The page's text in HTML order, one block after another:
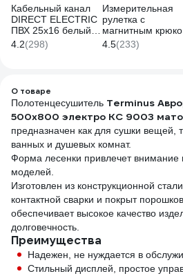
Кабельный канал
DIRECT ELECTRIC
ПВХ 25x16 белый
DE19722026
4.2(298)
Измерительная
рулетка с
магнитным
5x25мм Gigant
GWM525
4.5(233)
О товаре
Полотенцесушитель Terminus
500x800 электро КС 9003
предназначен как для сушки вещей,
ванных и душевых комнат.
Форма лесенки привлечет внимание
моделей.
Изготовлен из конструкционной
контактной сварки и покрыт
обеспечивает высокое качество
долговечность.
Преимущества
Надежен, не нуждается в
Стильный дисплей, простое